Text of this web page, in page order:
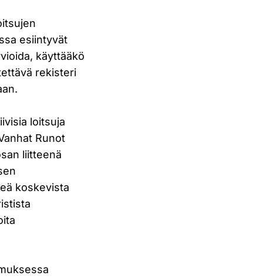
esiintyvät
käyttääkö
rekisteri
loitsuja
Runot
liitteenä
koskevista